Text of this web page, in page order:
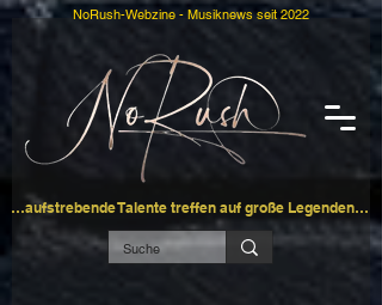
…aufstrebende Talente treffen auf große Legenden…
NoRush-Webzine - Musiknews seit 2022